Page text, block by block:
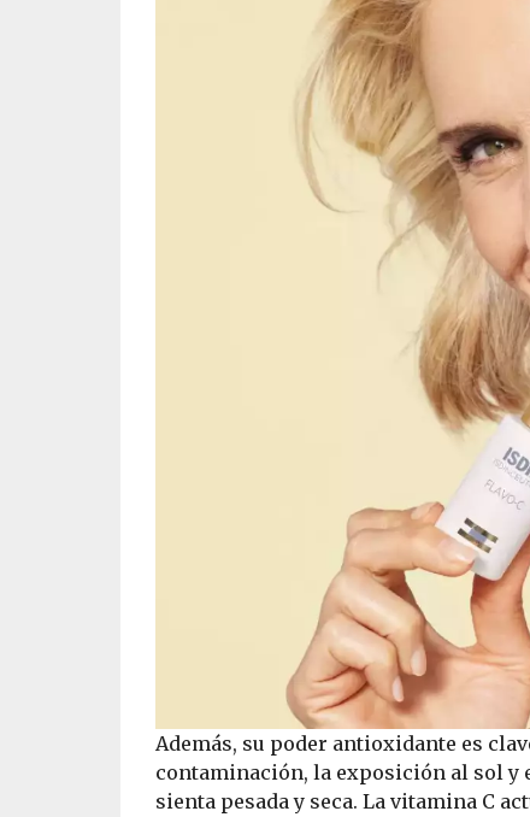
Además, su poder antioxidante es
contaminación, la exposición al sol y
sienta pesada y seca. La vitamina C